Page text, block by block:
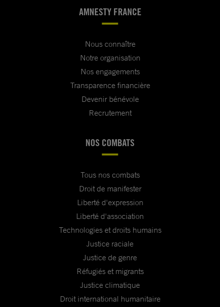
AMNESTY FRANCE
Nous connaître
Notre organisation
Nos engagements
Transparence financière
Devenir bénévole
Recrutement
NOS COMBATS
Tous nos combats
Droit de manifester
Liberté d'expression
Liberté d'association
Technologies et droits humains
Justice raciale
Justice de genre
Réfugiés et migrants
Justice climatique
Droit international humanitaire